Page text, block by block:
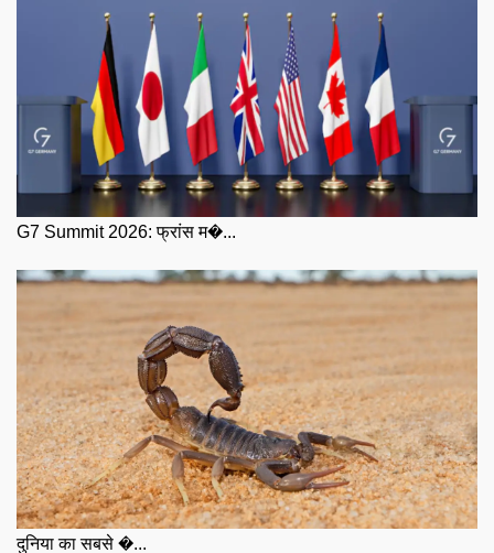
G7 Summit 2026: फ्रांस म�...
दुनिया का सबसे �...